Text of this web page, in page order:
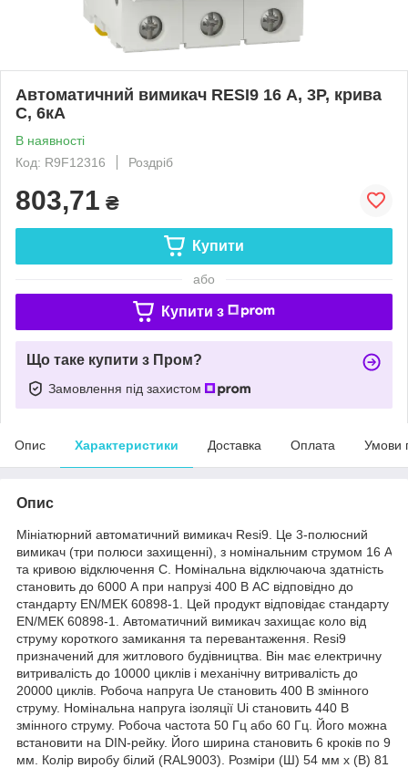
Автоматичний вимикач RESI9 16 А, 3P, крива
С, 6кА
В наявності
Код: R9F12316
Роздріб
803,71 ₴
Купити
або
Купити з
Що таке купити з Пром?
Замовлення під захистом
Опис Характеристики Доставка Оплата Умови
Опис
Мініатюрний автоматичний вимикач Resi9. Це 3-полюсний
вимикач (три полюси захищенні), з номінальним струмом 16 A
та кривою відключення С. Номінальна відключаюча здатність
становить до 6000 А при напрузі 400 В АС відповідно до
стандарту EN/МЕК 60898-1. Цей продукт відповідає стандарту
EN/МЕК 60898-1. Автоматичний вимикач захищає коло від
струму короткого замикання та перевантаження. Resi9
призначений для житлового будівництва. Він має електричну
витривалість до 10000 циклів і механічну витривалість до
20000 циклів. Робоча напруга Ue становить 400 В змінного
струму. Номінальна напруга ізоляції Ui становить 440 В
змінного струму. Робоча частота 50 Гц або 60 Гц. Його можна
встановити на DIN-рейку. Його ширина становить 6 кроків по 9
мм. Колір виробу білий (RAL9003). Розміри (Ш) 54 мм х (В) 81